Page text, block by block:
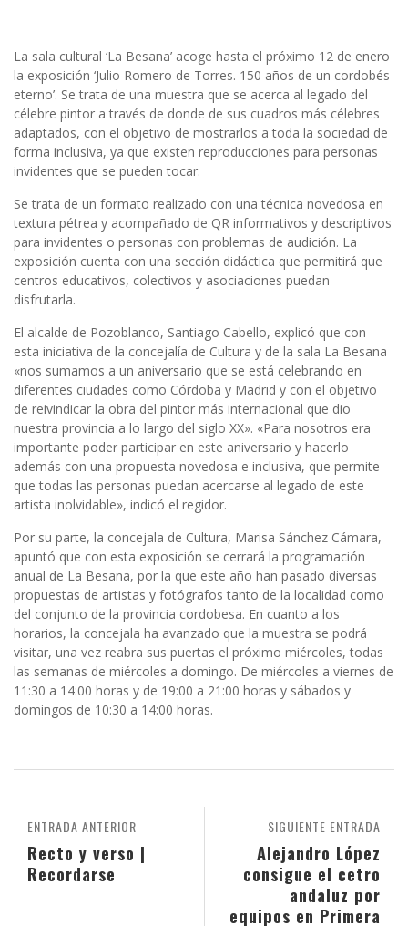
La sala cultural ‘La Besana’ acoge hasta el próximo 12 de enero
la exposición ‘Julio Romero de Torres. 150 años de un cordobés
eterno’. Se trata de una muestra que se acerca al legado del
célebre pintor a través de donde de sus cuadros más célebres
adaptados, con el objetivo de mostrarlos a toda la sociedad de
forma inclusiva, ya que existen reproducciones para personas
invidentes que se pueden tocar.
Se trata de un formato realizado con una técnica novedosa en
textura pétrea y acompañado de QR informativos y descriptivos
para invidentes o personas con problemas de audición. La
exposición cuenta con una sección didáctica que permitirá que
centros educativos, colectivos y asociaciones puedan
disfrutarla.
El alcalde de Pozoblanco, Santiago Cabello, explicó que con
esta iniciativa de la concejalía de Cultura y de la sala La Besana
«nos sumamos a un aniversario que se está celebrando en
diferentes ciudades como Córdoba y Madrid y con el objetivo
de reivindicar la obra del pintor más internacional que dio
nuestra provincia a lo largo del siglo XX». «Para nosotros era
importante poder participar en este aniversario y hacerlo
además con una propuesta novedosa e inclusiva, que permite
que todas las personas puedan acercarse al legado de este
artista inolvidable», indicó el regidor.
Por su parte, la concejala de Cultura, Marisa Sánchez Cámara,
apuntó que con esta exposición se cerrará la programación
anual de La Besana, por la que este año han pasado diversas
propuestas de artistas y fotógrafos tanto de la localidad como
del conjunto de la provincia cordobesa. En cuanto a los
horarios, la concejala ha avanzado que la muestra se podrá
visitar, una vez reabra sus puertas el próximo miércoles, todas
las semanas de miércoles a domingo. De miércoles a viernes de
11:30 a 14:00 horas y de 19:00 a 21:00 horas y sábados y
domingos de 10:30 a 14:00 horas.
SIGUIENTE ENTRADA
Alejandro López
consigue el cetro
andaluz por
equipos en Primera
ENTRADA ANTERIOR
Recto y verso |
Recordarse